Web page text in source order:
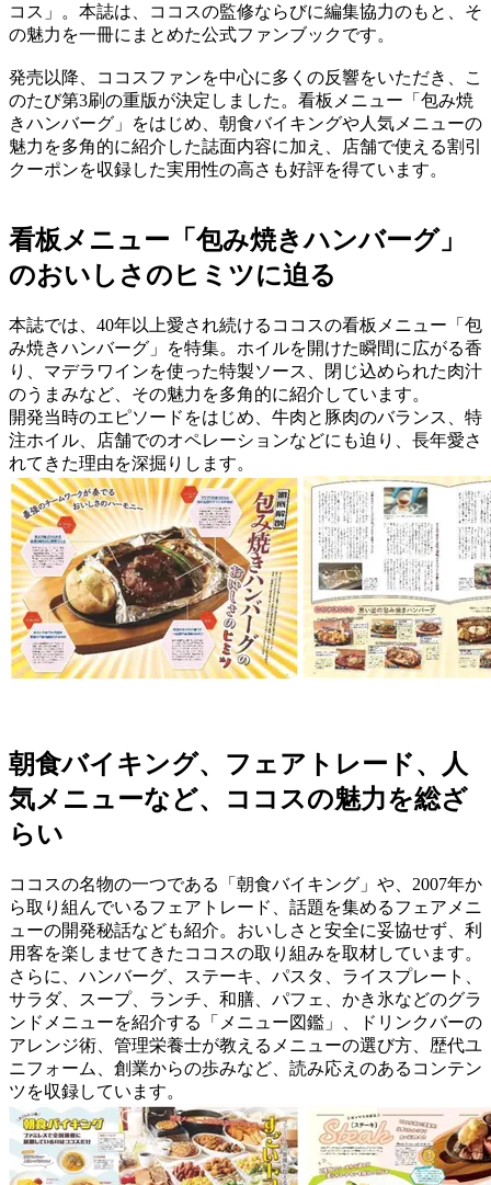
コス」。本誌は、ココスの監修ならびに編集協力のもと、そ
の魅力を一冊にまとめた公式ファンブックです。
発売以降、ココスファンを中心に多くの反響をいただき、こ
のたび第3刷の重版が決定しました。看板メニュー「包み焼
きハンバーグ」をはじめ、朝食バイキングや人気メニューの
魅力を多角的に紹介した誌面内容に加え、店舗で使える割引
クーポンを収録した実用性の高さも好評を得ています。
看板メニュー「包み焼きハンバーグ」
のおいしさのヒミツに迫る
本誌では、40年以上愛され続けるココスの看板メニュー「包
み焼きハンバーグ」を特集。ホイルを開けた瞬間に広がる香
り、マデラワインを使った特製ソース、閉じ込められた肉汁
のうまみなど、その魅力を多角的に紹介しています。
開発当時のエピソードをはじめ、牛肉と豚肉のバランス、特
注ホイル、店舗でのオペレーションなどにも迫り、長年愛さ
れてきた理由を深掘りします。
朝食バイキング、フェアトレード、人
気メニューなど、ココスの魅力を総ざ
らい
ココスの名物の一つである「朝食バイキング」や、2007年か
ら取り組んでいるフェアトレード、話題を集めるフェアメニ
ューの開発秘話なども紹介。おいしさと安全に妥協せず、利
用客を楽しませてきたココスの取り組みを取材しています。
さらに、ハンバーグ、ステーキ、パスタ、ライスプレート、
サラダ、スープ、ランチ、和膳、パフェ、かき氷などのグラ
ンドメニューを紹介する「メニュー図鑑」、ドリンクバーの
アレンジ術、管理栄養士が教えるメニューの選び方、歴代ユ
ニフォーム、創業からの歩みなど、読み応えのあるコンテン
ツを収録しています。